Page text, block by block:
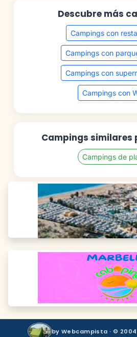
Descubre más
Campings con
Campings con
Campings con
Campings con
Campings similares
Campings de
by Webcampista · ©